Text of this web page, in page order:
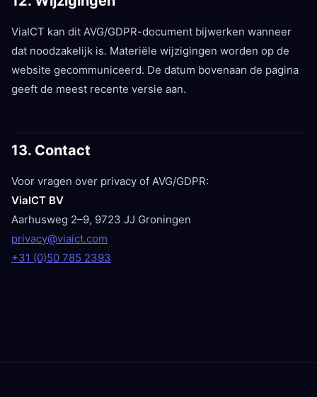
ViaICT kan dit AVG/GDPR-document bijwerken wanneer
dat noodzakelijk is. Materiële wijzigingen worden op de
website gecommuniceerd. De datum bovenaan de pagina
geeft de meest recente versie aan.
13. Contact
Voor vragen over privacy of AVG/GDPR:
ViaICT BV
Aarhusweg 2–9, 9723 JJ Groningen
privacy@viaict.com
+31 (0)50 785 2393